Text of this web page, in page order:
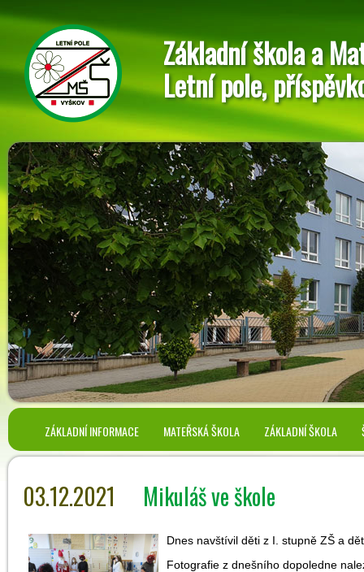
Základní škola a
Letní pole,
ZÁKLADNÍ INFORMACE MATEŘSKÁ ŠKOLA ZÁKLADNÍ ŠKOLA
03.12.2021 Mikuláš ve škole
Dnes navštívil děti z I. stupně ZŠ a
Fotografie z dnešního dopoledne